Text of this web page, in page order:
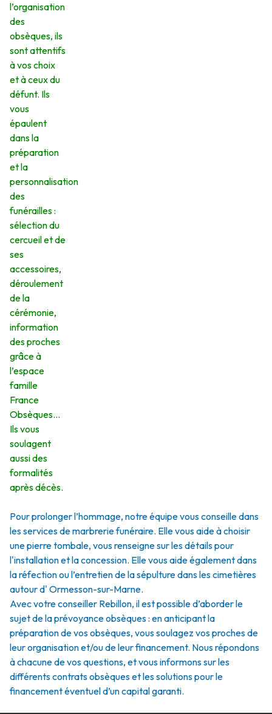
l’organisation
des
obsèques, ils
sont attentifs
à vos choix
et à ceux du
défunt. Ils
vous
épaulent
dans la
préparation
et la
personnalisation
des
funérailles :
sélection du
cercueil et de
ses
accessoires,
déroulement
de la
cérémonie,
information
des proches
grâce à
l’espace
famille
France
Obsèques…
Ils vous
soulagent
aussi des
formalités
après décès.
Pour prolonger l’hommage, notre équipe vous conseille dans
les services de marbrerie funéraire. Elle vous aide à choisir
une pierre tombale, vous renseigne sur les détails pour
l'installation et la concession. Elle vous aide également dans
la réfection ou l’entretien de la sépulture dans les cimetières
autour d' Ormesson-sur-Marne.
Avec votre conseiller Rebillon, il est possible d’aborder le
sujet de la prévoyance obsèques : en anticipant la
préparation de vos obsèques, vous soulagez vos proches de
leur organisation et/ou de leur financement. Nous répondons
à chacune de vos questions, et vous informons sur les
différents contrats obsèques et les solutions pour le
financement éventuel d’un capital garanti.